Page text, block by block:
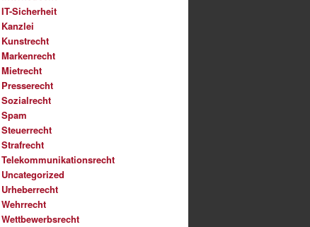
IT-Sicherheit
Kanzlei
Kunstrecht
Markenrecht
Mietrecht
Presserecht
Sozialrecht
Spam
Steuerrecht
Strafrecht
Telekommunikationsrecht
Uncategorized
Urheberrecht
Wehrrecht
Wettbewerbsrecht